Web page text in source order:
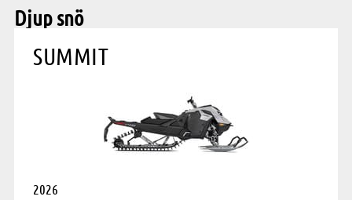
Djup snö
SUMMIT
2026